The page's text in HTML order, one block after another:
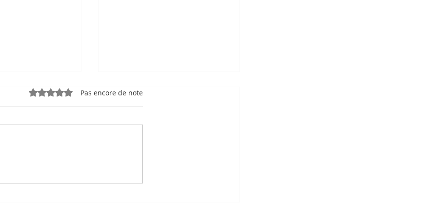
a survécu en dessinant le
Noté 0 étoile sur 5.Pas encore de note